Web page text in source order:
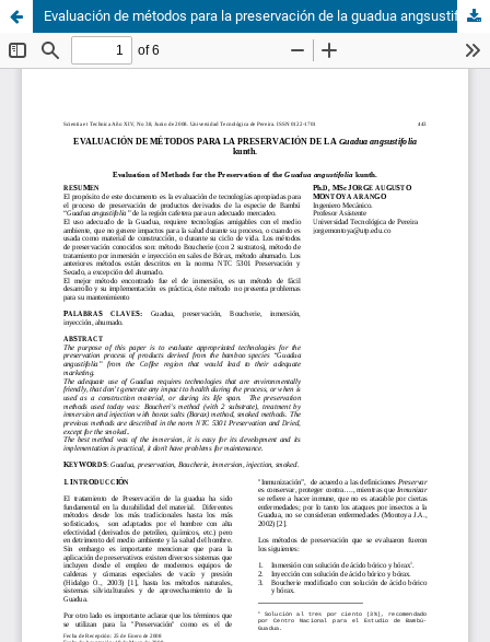
Evaluación de métodos para la preservación de la guadua angsustifolia kunth.